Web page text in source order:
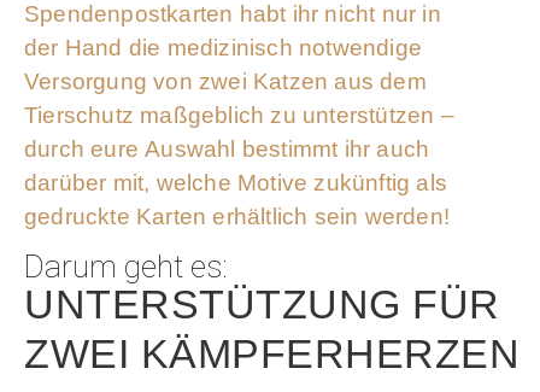
Spendenpostkarten habt ihr nicht nur in
der Hand die medizinisch notwendige
Versorgung von zwei Katzen aus dem
Tierschutz maßgeblich zu unterstützen –
durch eure Auswahl bestimmt ihr auch
darüber mit, welche Motive zukünftig als
gedruckte Karten erhältlich sein werden!
Darum geht es:
UNTERSTÜTZUNG FÜR
ZWEI KÄMPFERHERZEN